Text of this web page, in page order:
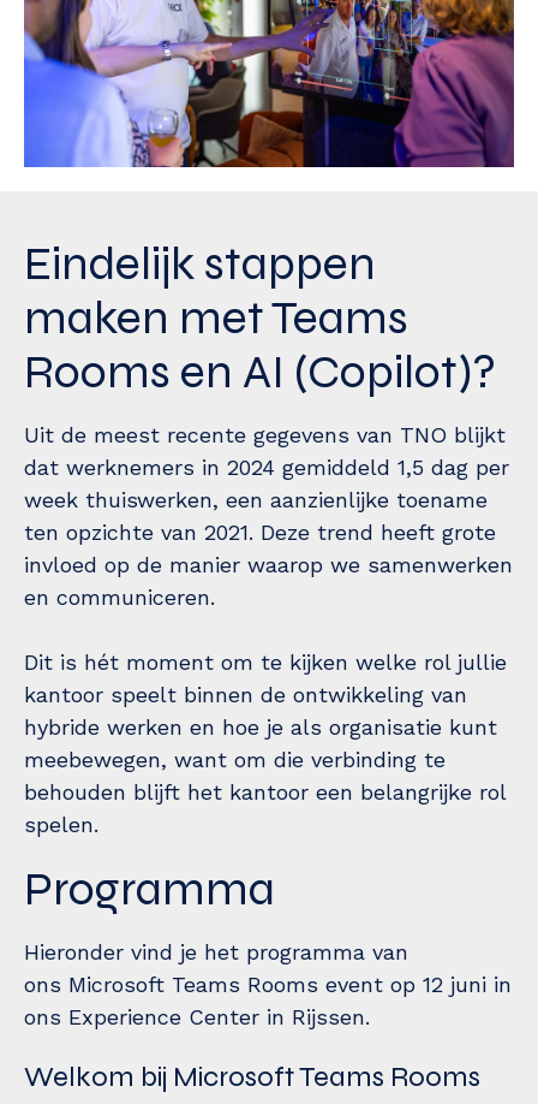
Eindelijk stappen
maken met Teams
Rooms en AI (Copilot)?
Uit de meest recente gegevens van TNO blijkt
dat werknemers in 2024 gemiddeld 1,5 dag per
week thuiswerken, een aanzienlijke toename
ten opzichte van 2021. Deze trend heeft grote
invloed op de manier waarop we samenwerken
en communiceren.
Dit is hét moment om te kijken welke rol jullie
kantoor speelt binnen de ontwikkeling van
hybride werken en hoe je als organisatie kunt
meebewegen, want om die verbinding te
behouden blijft het kantoor een belangrijke rol
spelen.
Programma
Hieronder vind je het programma van
ons Microsoft Teams Rooms event op 12 juni in
ons Experience Center in Rijssen.
Welkom bij Microsoft Teams Rooms